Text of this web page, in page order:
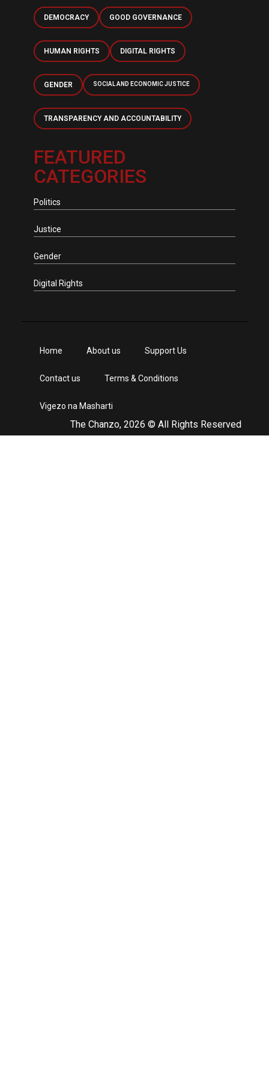
DEMOCRACY GOOD GOVERNANCE
HUMAN RIGHTS DIGITAL RIGHTS
GENDER SOCIAL AND ECONOMIC JUSTICE
TRANSPARENCY AND ACCOUNTABILITY
FEATURED
CATEGORIES
Politics
Justice
Gender
Digital Rights
The Chanzo, 2026 © All Rights Reserved
Home About us Support Us
Contact us Terms & Conditions
Vigezo na Masharti